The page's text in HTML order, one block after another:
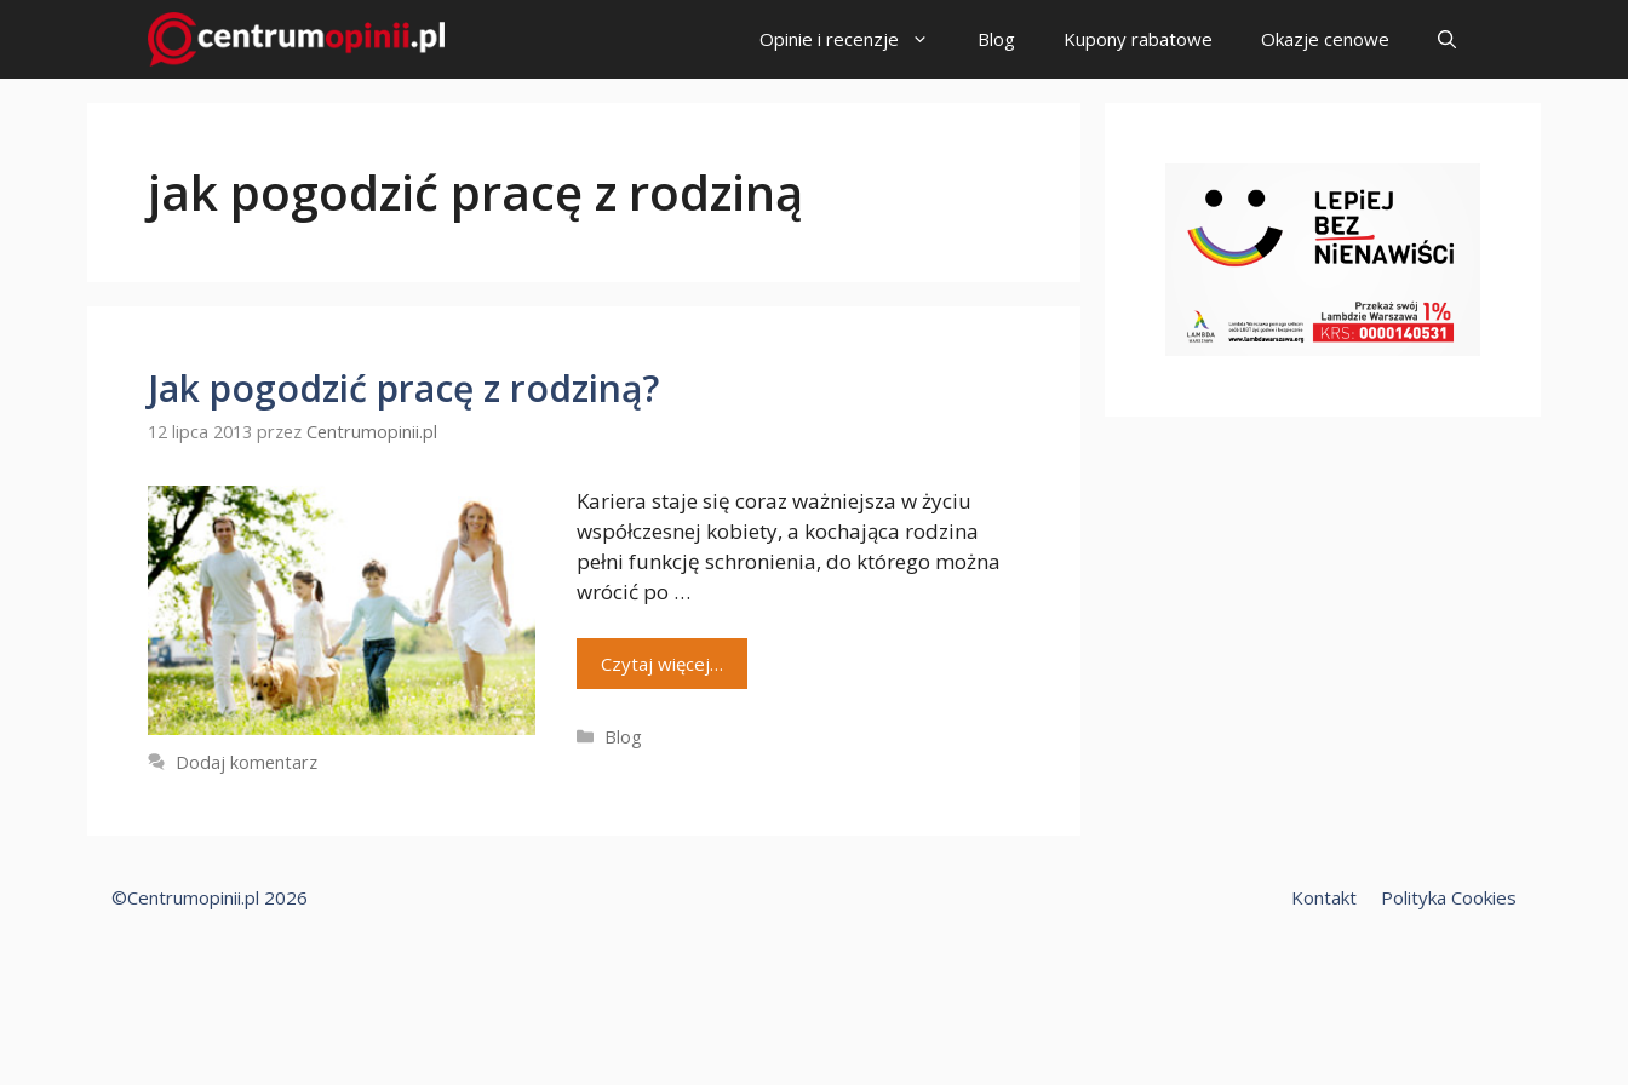
treści
Opinie i recenzje Blog Kupony rabatowe Okazje cenowe
jak pogodzić pracę z rodziną
Jak pogodzić pracę z rodziną?
12 lipca 2013 przez Centrumopinii.pl
Kariera staje się coraz ważniejsza w życiu
współczesnej kobiety, a kochająca rodzina
pełni funkcję schronienia, do którego można
wrócić po …
Czytaj więcej…
Kategorie
Blog
Dodaj komentarz
Kontakt Polityka Cookies
©Centrumopinii.pl 2026